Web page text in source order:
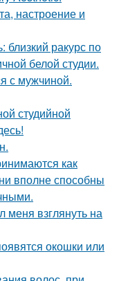
настроение и
близкий ракурс по
белой студии.
с мужчиной.
студийной
как
вполне способны
меня взглянуть на
окошки или